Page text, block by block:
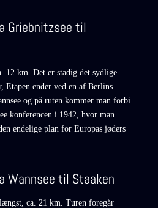
Griebnitzsee til
12 km. Det er stadig det sydlige
Etapen ender ved en af Berlins
og på ruten kommer man forbi
konferencen i 1942, hvor man
endelige plan for Europas jøders
Wannsee til Staaken
ca. 21 km. Turen foregår